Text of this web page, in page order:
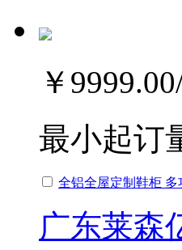
￥9999.00
最小起订
全铝全屋定制鞋柜
广东莱森